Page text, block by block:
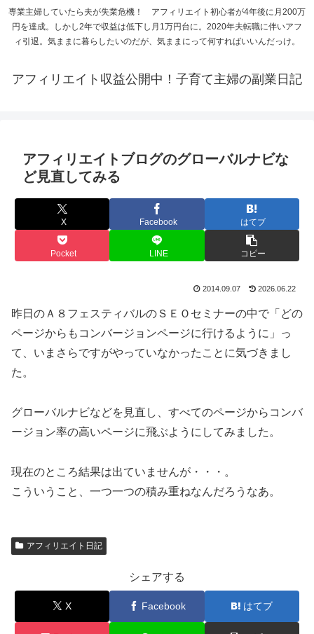
専業主婦していたら夫が失業危機！ アフィリエイト初心者が4年後に月200万
円を達成。しかし2年で収益は低下し月1万円台に。2020年夫転職に伴いアフ
ィ引退。気ままに暮らしたいのだが、気ままにって何すればいいんだっけ。
アフィリエイト収益公開中！子育て主婦の副業日記
アフィリエイトブログのグローバルナビな
ど見直してみる
X Facebook はてブ
Pocket LINE コピー
2014.09.07 2026.06.22
昨日のＡ８フェスティバルのＳＥＯセミナーの中で「どの
ページからもコンバージョンページに行けるように」っ
て、いまさらですがやっていなかったことに気づきまし
た。
グローバルナビなどを見直し、すべてのページからコンバ
ージョン率の高いページに飛ぶようにしてみました。
現在のところ結果は出ていませんが・・・。
こういうこと、一つ一つの積み重ねなんだろうなあ。
アフィリエイト日記
シェアする
X Facebook はてブ